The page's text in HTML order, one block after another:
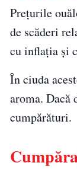
Prețurile
de scăderi
cu inflația și
În ciuda
aroma.
cumpărături.